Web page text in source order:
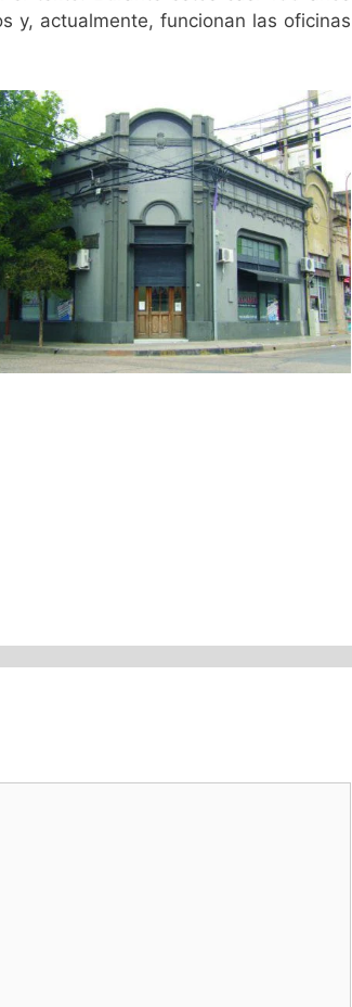
y, actualmente, funcionan las oficinas